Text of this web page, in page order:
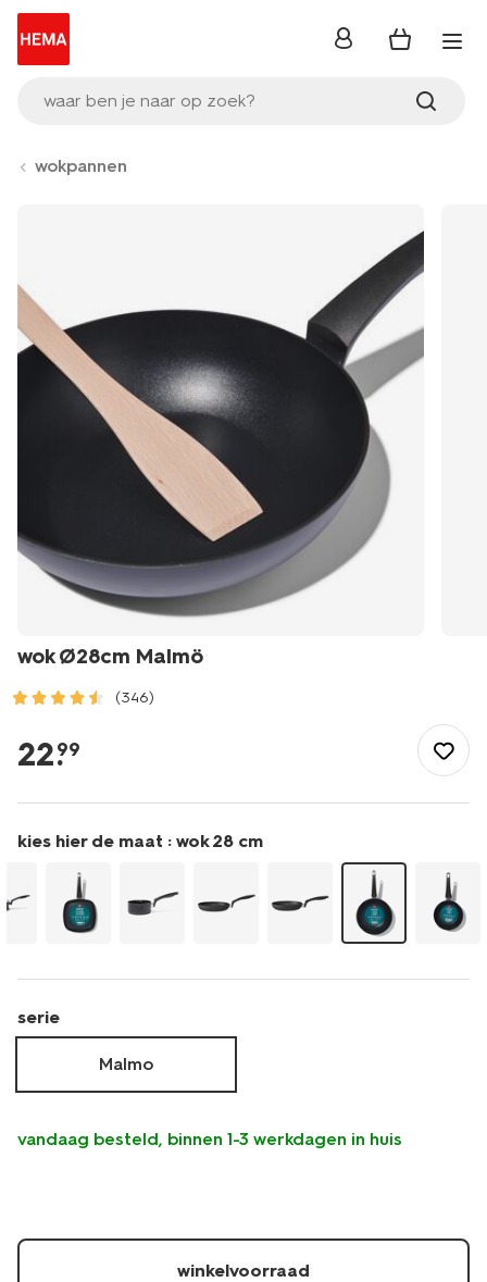
waar ben je naar op zoek?
inloggen
wokpannen
wok Ø28cm Malmö
(346)
tafelen/koken/pannen/wokpannen/wok-
28cm-
80190034.html
22.
99
kies hier de maat : wok 28 cm
serie
Malmo
vandaag besteld, binnen 1-3 werkdagen in huis
winkelvoorraad